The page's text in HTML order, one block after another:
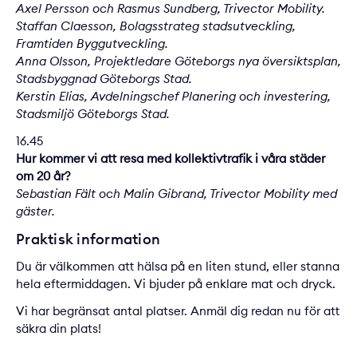
Axel Persson och Rasmus Sundberg, Trivector Mobility.
Staffan Claesson, Bolagsstrateg stadsutveckling,
Framtiden Byggutveckling.
Anna Olsson, Projektledare Göteborgs nya översiktsplan,
Stadsbyggnad Göteborgs Stad.
Kerstin Elias, Avdelningschef Planering och investering,
Stadsmiljö Göteborgs Stad.
16.45
Hur kommer vi att resa med kollektivtrafik i våra städer
om 20 år?
Sebastian Fält och Malin Gibrand, Trivector Mobility med
gäster.
Praktisk information
Du är välkommen att hälsa på en liten stund, eller stanna
hela eftermiddagen. Vi bjuder på enklare mat och dryck.
Vi har begränsat antal platser. Anmäl dig redan nu för att
säkra din plats!